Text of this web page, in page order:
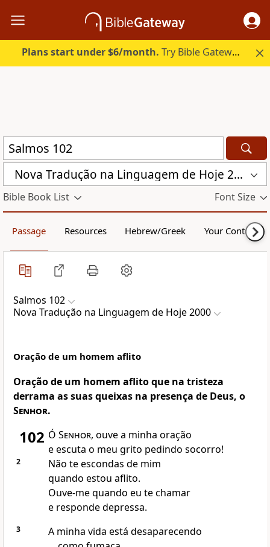
Plans start under $6/month. Try Bible Gateway Plus.
Nova Traduҫão na Linguagem de Hoje 2000 (NTLH)
Bible Book List Font Size
Passage Resources Hebrew/Greek Your Content
Salmos 102
Nova Traduҫão na Linguagem de Hoje 2000
Oração de um homem aflito
Oração de um homem aflito que na tristeza
derrama as suas queixas na presença de Deus, o
Senhor.
102 Ó Senhor, ouve a minha oração
e escuta o meu grito pedindo socorro!
2
Não te escondas de mim
quando estou aflito.
Ouve-me quando eu te chamar
e responde depressa.
3
A minha vida está desaparecendo